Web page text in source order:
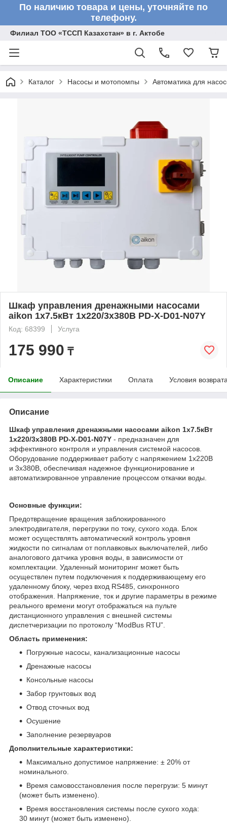
По наличию товара и цены, уточняйте по
телефону.
Филиал ТОО «ТССП Казахстан» в г. Актобе
Каталог Насосы и мотопомпы Автоматика для
Шкаф управления дренажными насосами
aikon 1х7.5кВт 1х220/3х380В PD-X-D01-N07Y
Код: 68399 Услуга
175 990 ₸
Описание Характеристики Оплата Условия
Описание
Шкаф управления дренажными насосами aikon 1х7.5кВт
1х220/3х380В PD-X-D01-N07Y - предназначен для
эффективного контроля и управления системой насосов.
Оборудование поддерживает работу с напряжением 1х220В
и 3х380В, обеспечивая надежное функционирование и
автоматизированное управление процессом откачки воды.
Основные функции:
Предотвращение вращения заблокированного
электродвигателя, перегрузки по току, сухого хода. Блок
может осуществлять автоматический контроль уровня
жидкости по сигналам от поплавковых выключателей, либо
аналогового датчика уровня воды, в зависимости от
комплектации. Удаленный мониторинг может быть
осуществлен путем подключения к поддерживающему его
удаленному блоку, через вход RS485, синхронного
отображения. Напряжение, ток и другие параметры в режиме
реального времени могут отображаться на пульте
дистанционного управления с внешней системы
диспетчеризации по протоколу “ModBus RTU”.
Область применения:
Погружные насосы, канализационные насосы
Дренажные насосы
Консольные насосы
Забор грунтовых вод
Отвод сточных вод
Осушение
Заполнение резервуаров
Дополнительные характеристики:
Максимально допустимое напряжение: ± 20% от
номинального.
Время самовосстановления после перегрузи: 5 минут
(может быть изменено).
Время восстановления системы после сухого хода:
30 минут (может быть изменено).